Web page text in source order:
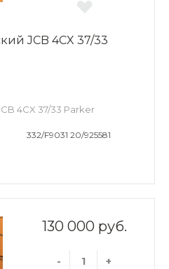
JCB 4CX 37/33
4CX 37/33 Parker
332/F9031 20/925581
130 000 руб.
- +